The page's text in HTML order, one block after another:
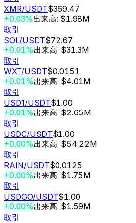
XMR/USDT$369.47
+0.03%出来高: $1.98M
取引
SOL/USDT$72.67
+0.01%出来高: $31.3M
取引
WXT/USDT$0.0151
+0.01%出来高: $4.01M
取引
USD1/USDT$1.00
+0.01%出来高: $2.65M
取引
USDC/USDT$1.00
+0.00%出来高: $54.22M
取引
RAIN/USDT$0.0125
+0.00%出来高: $1.75M
取引
USDGO/USDT$1.00
+0.00%出来高: $1.59M
取引